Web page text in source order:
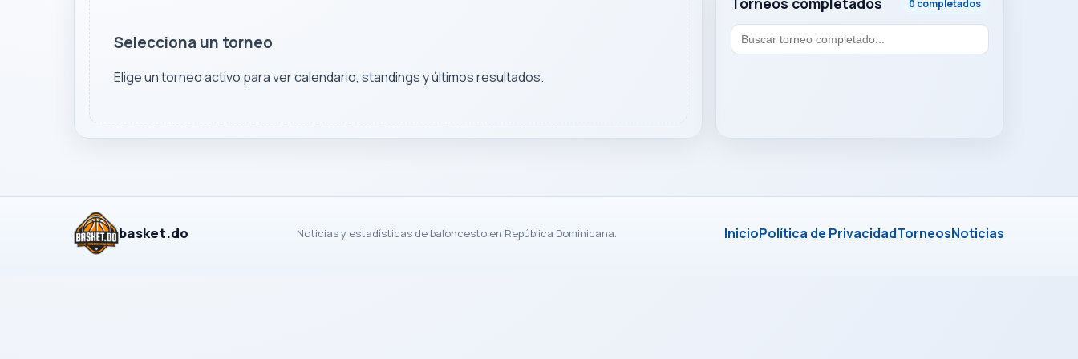
0 completados
Selecciona un torneo
Elige un torneo activo para ver calendario, standings y últimos resultados.
basket.do Noticias y estadísticas de baloncesto en República Dominicana. InicioPolítica de PrivacidadTorneosNoticias